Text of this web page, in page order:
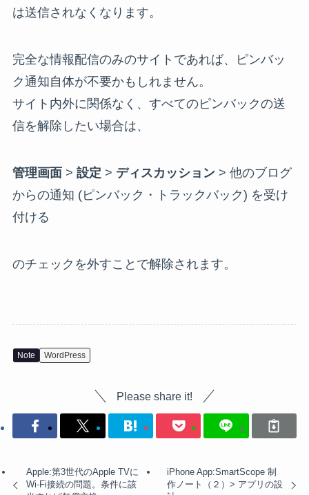
は送信されなくなります。
完全な情報配信のみのサイトであれば、ピンバッ
ク通知自体が不要かもしれません。
サイト内外に関係なく、すべてのピンバックの送
信を解除したい場合は、
管理画面> 設定 > ディスカッション> 他のブログ
からの通知 (ピンバック・トラックバック) を受け
付ける
のチェックを外すことで解除されます。
Note WordPress
Please share it!
Apple:第3世代のApple TVに
Wi-Fi接続の問題。条件に該
iPhone App:SmartScope 制
作ノート（２）> アプリの設